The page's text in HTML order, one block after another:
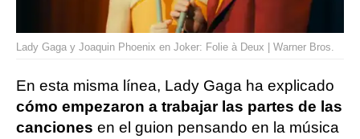
Lady Gaga y Joaquin Phoenix en Joker: Folie à Deux | Warner Bros.
En esta misma línea, Lady Gaga ha explicado
cómo empezaron a trabajar las partes de las
canciones en el guion pensando en la música